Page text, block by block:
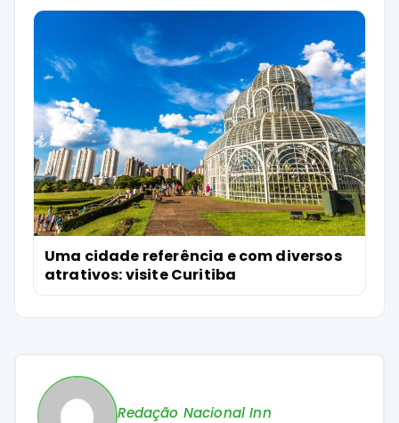
Uma cidade referência e com diversos
atrativos: visite Curitiba
Redação Nacional Inn